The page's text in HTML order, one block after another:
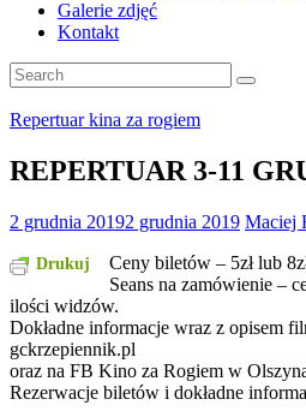
Galerie zdjęć
Kontakt
Repertuar kina za rogiem
REPERTUAR 3-11
2 grudnia 20192 grudnia 2019 Maciej
Drukuj
Ceny biletów – 5zł lub
Seans na zamówienie –
ilości widzów.
Dokładne informacje wraz z opisem
gckrzepiennik.pl
oraz na FB Kino za Rogiem w
Rezerwacje biletów i dokładne